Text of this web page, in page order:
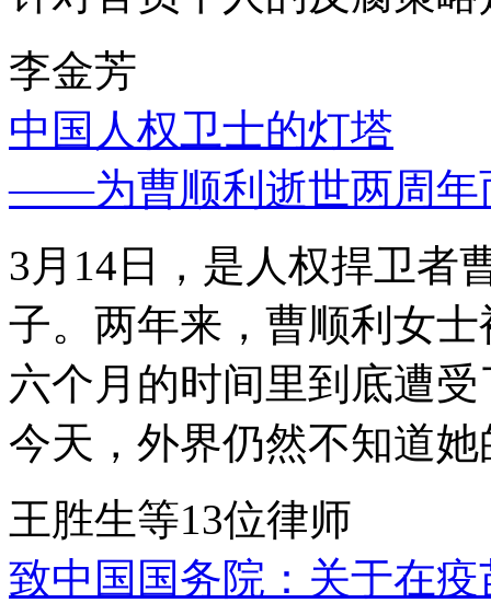
李金芳
中国人权卫士的灯塔
——为曹顺利逝世两周年
3月14日，是人权捍卫者
子。两年来，曹顺利女
六个月的时间里到底遭
今天，外界仍然不知道
王胜生等13位律师
致中国国务院：关于在